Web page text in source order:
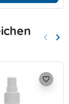
Zurück
keyboard_arrow_left keyboard_arrow_right
favorite_border